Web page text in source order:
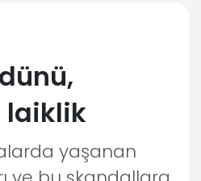
laiklik
yaşanan